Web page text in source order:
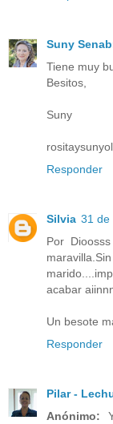
Suny
Tiene muy
Besitos,
Suny
Responder
Silvia 31 de
Por
acabar
Un besote
Responder
Pilar -
Anónimo: